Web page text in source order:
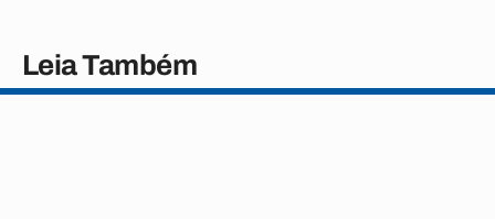
Leia Também